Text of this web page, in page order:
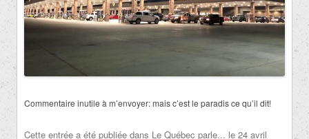
Commentaire inutile à m’envoyer: mais c’est le paradis ce qu’il dit!
Cette entrée a été publiée dans Le Québec parle... le 24 avril